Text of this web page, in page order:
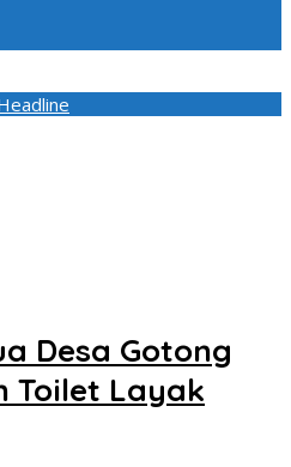
Desa Gotong
Toilet Layak